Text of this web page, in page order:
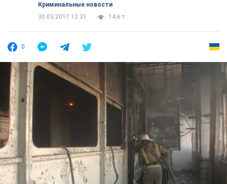
Криминальные новости
30.03.2017 12:31
14,6 т.
0